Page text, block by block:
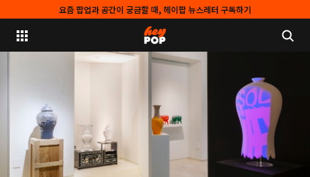
요즘 팝업과 공간이 궁금할 때, 헤이팝 뉴스레터 구독하기